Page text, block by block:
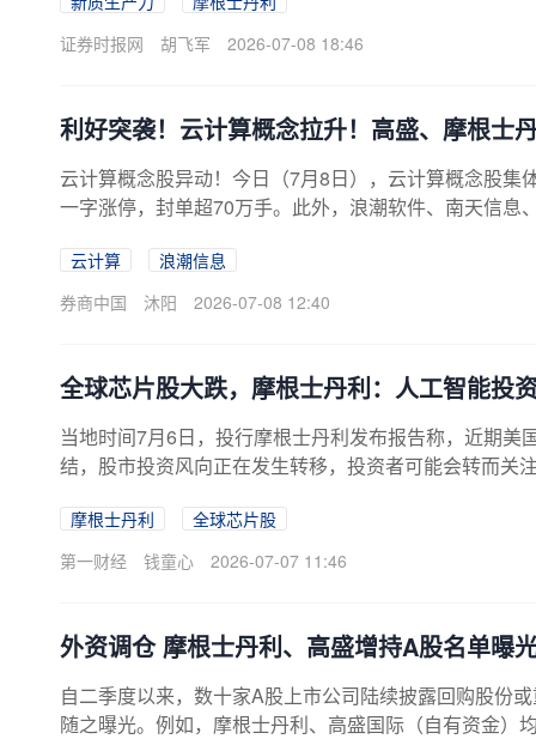
了关键作用。邢自强表示，中国在绿色能源转型领域
证券时报网
胡飞军 2026-07-08 18:46
利好突袭！云计算概念拉升！高盛、摩根士
云计算概念股异动！今日（7月8日），云计算概念股集
一字涨停，封单超70万手。此外，浪潮软件、南天信息
潮信息昨晚发布的中报业绩预告超出市场预期，验证了
开支持续上调，服务器龙头有望充分受益。与此同时
云计算
浪潮信息
券商中国
沐阳 2026-07-08 12:40
全球芯片股大跌，摩根士丹利：人工智能投
当地时间7月6日，投行摩根士丹利发布报告称，近期美
结，股市投资风向正在发生转移，投资者可能会转而关
8%，SK海力士也下跌近6%，触发了韩国股市熔断。
日正式启动在美IPO计划，拟筹资43万亿韩元（约合
摩根士丹利
全球芯片股
第一财经
钱童心 2026-07-07 11:46
外资调仓 摩根士丹利、高盛增持A股名单曝
自二季度以来，数十家A股上市公司陆续披露回购股份
随之曝光。例如，摩根士丹利、高盛国际（自有资金）